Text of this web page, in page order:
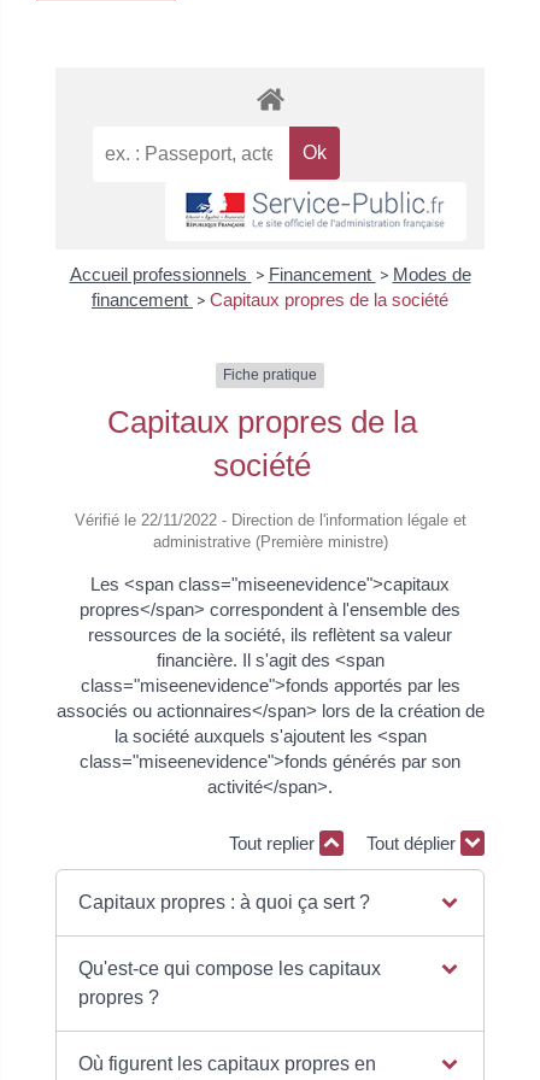
Accueil professionnels > Financement > Modes de
financement > Capitaux propres de la société
Fiche pratique
Capitaux propres de la
société
Vérifié le 22/11/2022 - Direction de l'information légale et
administrative (Première ministre)
Les <span class="miseenevidence">capitaux
propres</span> correspondent à l'ensemble des
ressources de la société, ils reflètent sa valeur
financière. Il s'agit des <span
class="miseenevidence">fonds apportés par les
associés ou actionnaires</span> lors de la création de
la société auxquels s'ajoutent les <span
class="miseenevidence">fonds générés par son
activité</span>.
Tout replier Tout déplier
Capitaux propres : à quoi ça sert ?
Qu'est-ce qui compose les capitaux
propres ?
Où figurent les capitaux propres en